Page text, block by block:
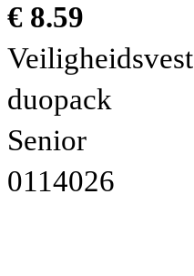
€ 8.59
Veiligheidsvest
duopack
Senior
0114026